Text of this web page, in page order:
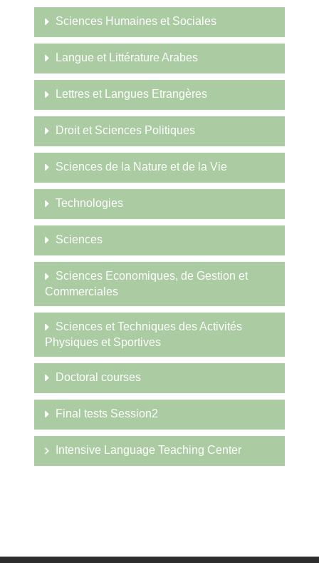
Sciences Humaines et Sociales
Langue et Littérature Arabes
Lettres et Langues Etrangères
Droit et Sciences Politiques
Sciences de la Nature et de la Vie
Technologies
Sciences
Sciences Economiques, de Gestion et
Commerciales
Sciences et Techniques des Activités
Physiques et Sportives
Doctoral courses
Final tests Session2
Intensive Language Teaching Center